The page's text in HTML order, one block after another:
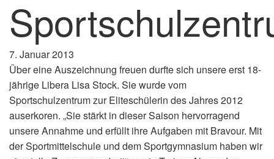
7. Januar 2013
Über eine Auszeichnung freuen durfte sich unsere erst 18-
jährige Libera Lisa Stock. Sie wurde vom
Sportschulzentrum zur Eliteschülerin des Jahres 2012
auserkoren. „Sie stärkt in dieser Saison hervorragend
unsere Annahme und erfüllt ihre Aufgaben mit Bravour. Mit
der Sportmittelschule und dem Sportgymnasium haben wir